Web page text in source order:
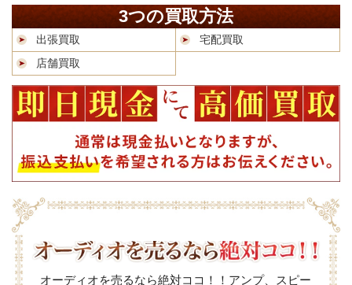
3つの買取方法
出張買取
宅配買取
店舗買取
オーディオを売るなら絶対ココ！！アンプ、スピー